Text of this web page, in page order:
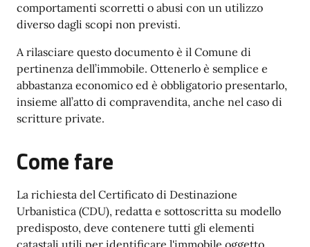
comportamenti scorretti o abusi con un utilizzo
diverso dagli scopi non previsti.
A rilasciare questo documento è il Comune di
pertinenza dell’immobile. Ottenerlo è semplice e
abbastanza economico ed è obbligatorio presentarlo,
insieme all’atto di compravendita, anche nel caso di
scritture private.
Come fare
La richiesta del Certificato di Destinazione
Urbanistica (CDU), redatta e sottoscritta su modello
predisposto, deve contenere tutti gli elementi
catastali utili per identificare l'immobile oggetto